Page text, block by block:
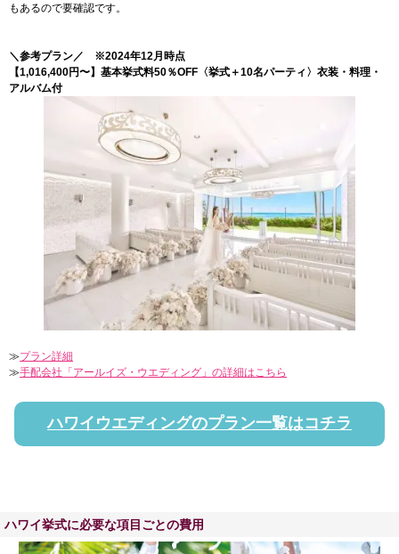
もあるので要確認です。
＼参考プラン／ ※2024年12月時点
【1,016,400円〜】基本挙式料50％OFF〈挙式＋10名パーティ〉衣装・料理・
アルバム付
≫プラン詳細
≫手配会社「アールイズ・ウエディング」の詳細はこちら
ハワイウエディングのプラン一覧はコチラ
ハワイ挙式に必要な項目ごとの費用